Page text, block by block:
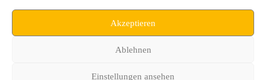
Akzeptieren
Ablehnen
Einstellungen ansehen
ASC Weimar
Erfurt
DATENSCHUTZ COOKIE-RICHTLINIE